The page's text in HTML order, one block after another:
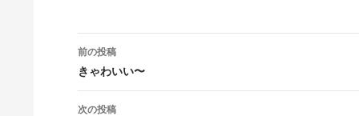
投
稿
ナ
前の投稿
きゃわいい〜
次の投稿